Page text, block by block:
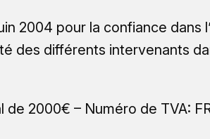
2004 pour la confiance dans
des différents intervenants
de 2000€ – Numéro de TVA: